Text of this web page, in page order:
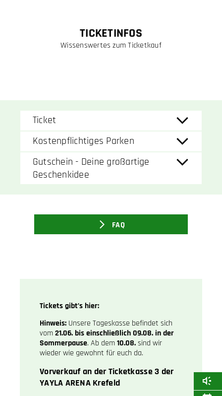
TICKETINFOS
Wissenswertes zum Ticketkauf
Ticket
Kostenpflichtiges Parken
Gutschein - Deine großartige
Geschenkidee
FAQ
Tickets gibt’s hier:
Hinweis:Unsere Tageskasse befindet sich
vom21.06. bis einschließlich 09.08. in der
Sommerpause. Ab dem10.08.sind wir
wieder wie gewohnt für euch da.
Vorverkauf an der Ticketkasse 3 der
YAYLA ARENA Krefeld